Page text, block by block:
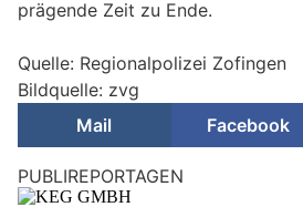
prägende Zeit zu Ende.
Quelle: Regionalpolizei Zofingen
Bildquelle: zvg
Mail
Facebook
Zofingen AG: Polizeichef